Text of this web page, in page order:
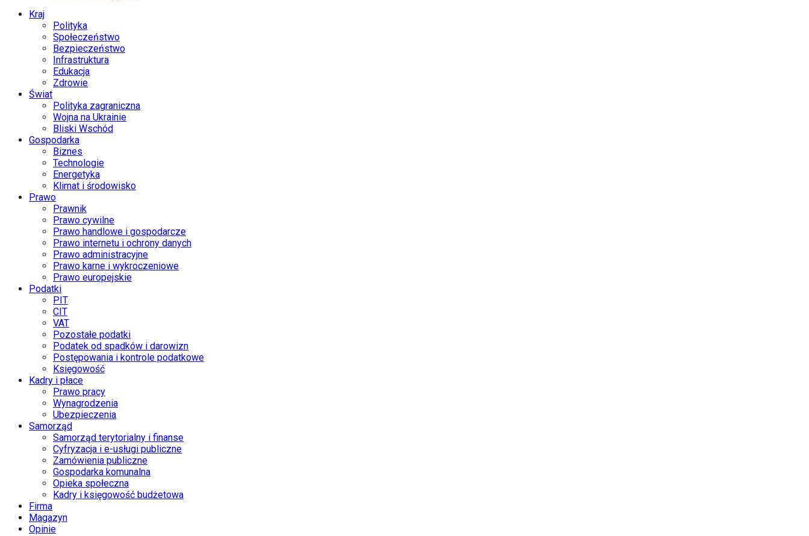
Kraj
Polityka
Społeczeństwo
Bezpieczeństwo
Infrastruktura
Edukacja
Zdrowie
Świat
Polityka zagraniczna
Wojna na Ukrainie
Bliski Wschód
Gospodarka
Biznes
Technologie
Energetyka
Klimat i środowisko
Prawo
Prawnik
Prawo cywilne
Prawo handlowe i gospodarcze
Prawo internetu i ochrony danych
Prawo administracyjne
Prawo karne i wykroczeniowe
Prawo europejskie
Podatki
PIT
CIT
VAT
Pozostałe podatki
Podatek od spadków i darowizn
Postępowania i kontrole podatkowe
Księgowość
Kadry i płace
Prawo pracy
Wynagrodzenia
Ubezpieczenia
Samorząd
Samorząd terytorialny i finanse
Cyfryzacja i e-usługi publiczne
Zamówienia publiczne
Gospodarka komunalna
Opieka społeczna
Kadry i księgowość budżetowa
Firma
Magazyn
Opinie